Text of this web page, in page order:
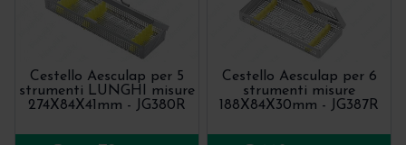
Cestello Aesculap per 5
strumenti LUNGHI misure
274X84X41mm - JG380R
Cestello Aesculap per 6
strumenti misure
188X84X30mm - JG387R